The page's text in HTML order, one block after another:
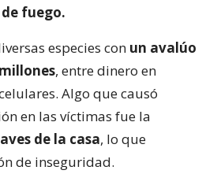
fuego.
especies con un avalúo
, entre dinero en
Algo que causó
en las víctimas fue la
de la casa, lo que
de inseguridad.